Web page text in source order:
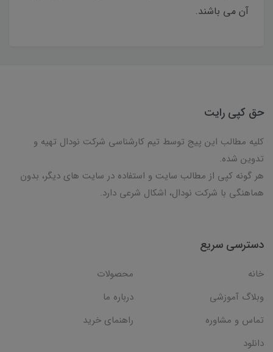
آن می باشند.
حق کپی رایت
کلیه مطالب این پیج توسط تیم کارشناسی شرکت نودال تهیه و
تدوین شده.
هر گونه کپی از مطالب سایت و استفاده در سایت های دیگر، بدون
هماهنگی با شرکت نودال، اشکال شرعی دارد.
دسترسی سریع
خانه
محصولات
وبلاگ آموزشی
درباره ما
تماس و مشاوره
راهنمای خرید
دانلود